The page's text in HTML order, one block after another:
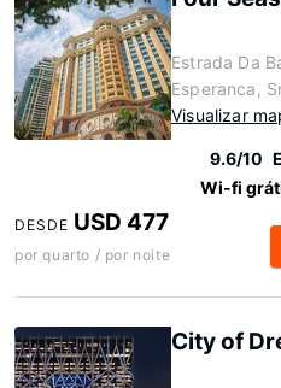
Estrada Da
Esperanca,
Visualizar
9.6/10
Wi-fi
DESDE USD 477
por quarto / por noite
City of